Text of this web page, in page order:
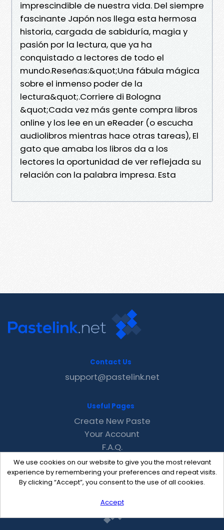
imprescindible de nuestra vida. Del siempre
fascinante Japón nos llega esta hermosa
historia, cargada de sabiduría, magia y
pasión por la lectura, que ya ha
conquistado a lectores de todo el
mundo.Reseñas:&quot;Una fábula mágica
sobre el inmenso poder de la
lectura&quot;.Corriere di Bologna
&quot;Cada vez más gente compra libros
online y los lee en un eReader (o escucha
audiolibros mientras hace otras tareas), El
gato que amaba los libros da a los
lectores la oportunidad de ver reflejada su
relación con la palabra impresa. Esta
We use cookies on our website to give you the most relevant
experience by remembering your preferences and repeat visits.
By clicking “Accept”, you consent to the use of all cookies.
Accept
Contact Us
support@pastelink.net
Useful Pages
Create New Paste
Your Account
F.A.Q.
Recent
Contact